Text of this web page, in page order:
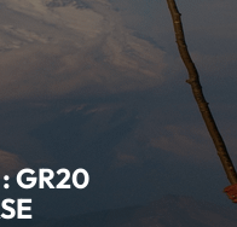
:GR20